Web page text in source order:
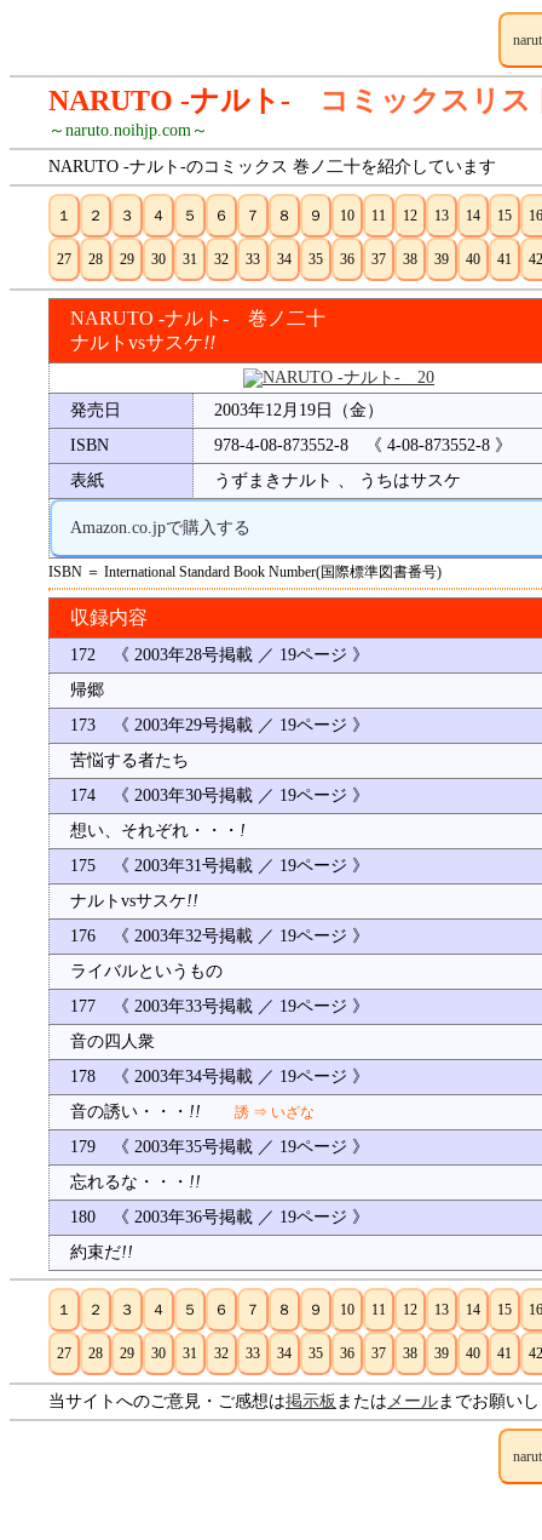
NARUTO -ナルト- コミックスリ
～naruto.noihjp.com～
NARUTO -ナルト-のコミックス 巻ノ二十を紹介しています
１ ２ ３ ４ ５ ６ ７ ８ ９ 10 11 12 13 14 15 16
27 28 29 30 31 32 33 34 35 36 37 38 39 40 41 42
NARUTO -ナルト- 巻ノ二十
ナルトvsサスケ!!
発売日
2003年12月19日（金）
ISBN
978-4-08-873552-8 《 4-08-873552-8 》
表紙
うずまきナルト 、 うちはサスケ
Amazon.co.jpで購入する
ISBN ＝ International Standard Book Number(国際標準図書番号)
収録内容
172 《 2003年28号掲載 ／ 19ページ 》
帰郷
173 《 2003年29号掲載 ／ 19ページ 》
苦悩する者たち
174 《 2003年30号掲載 ／ 19ページ 》
想い、それぞれ・・・ !
175 《 2003年31号掲載 ／ 19ページ 》
ナルトvsサスケ!!
176 《 2003年32号掲載 ／ 19ページ 》
ライバルというもの
177 《 2003年33号掲載 ／ 19ページ 》
音の四人衆
178 《 2003年34号掲載 ／ 19ページ 》
音の誘い・・・ !! 誘 ⇒ いざな
179 《 2003年35号掲載 ／ 19ページ 》
忘れるな・・・ !!
180 《 2003年36号掲載 ／ 19ページ 》
約束だ!!
１ ２ ３ ４ ５ ６ ７ ８ ９ 10 11 12 13 14 15 16
27 28 29 30 31 32 33 34 35 36 37 38 39 40 41 42
当サイトへのご意見・ご感想は掲示板 または メールまでお願い